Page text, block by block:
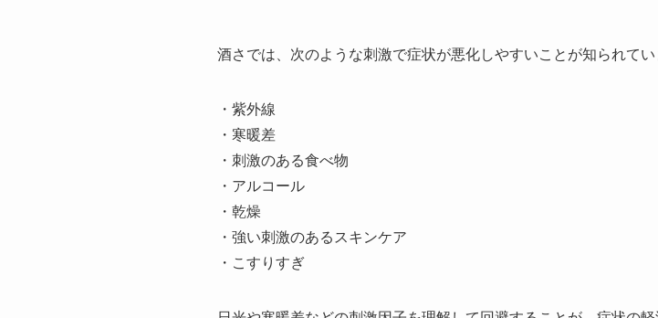
酒さでは、次のような刺激で症状が悪化しやすいことが知られてい
・紫外線
・寒暖差
・刺激のある食べ物
・アルコール
・乾燥
・強い刺激のあるスキンケア
・こすりすぎ